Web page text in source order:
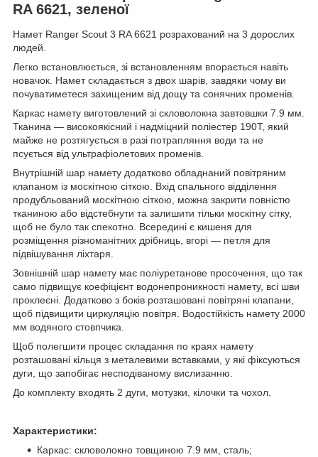
RA 6621, зеленої
Намет Ranger Scout 3 RA 6621 розрахований на 3 дорослих
людей.
Легко встановлюється, зі встановленням впорається навіть
новачок. Намет складається з двох шарів, завдяки чому ви
почуватиметеся захищеним від дощу та сонячних променів.
Каркас намету виготовлений зі скловолокна завтовшки 7.9 мм.
Тканина — високоякісний і надміцний поліестер 190Т, який
майже не розтягується в разі потрапляння води та не
псується від ультрафіолетових променів.
Внутрішній шар намету додатково обладнаний повітряним
клапаном із москітною сіткою. Вхід спального відділення
продубльований москітною сіткою, можна закрити повністю
тканиною або відстебнути та залишити тільки москітну сітку,
щоб не було так спекотно. Всередині є кишеня для
розміщення різноманітних дрібниць, вгорі — петля для
підвішування ліхтаря.
Зовнішній шар намету має поліуретанове просочення, що так
само підвищує коефіцієнт водонепроникності намету, всі шви
проклеєні. Додатково з боків розташовані повітряні клапани,
щоб підвищити циркуляцію повітря. Водостійкість намету 2000
мм водяного стовпчика.
Щоб полегшити процес складання по краях намету
розташовані кільця з металевими вставками, у які фіксуються
дуги, що запобігає несподіваному вислизанню.
До комплекту входять 2 дуги, мотузки, кілочки та чохол.
Характеристики:
Каркас: скловолокно товщиною 7.9 мм, сталь;